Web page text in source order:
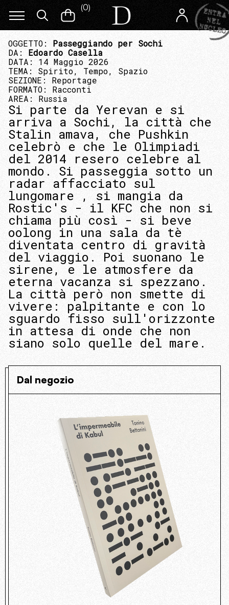
(0)
OGGETTO: Passeggiando per Sochi
DA: Edoardo Casella
DATA: 14 Maggio 2026
TEMA: Spirito, Tempo, Spazio
SEZIONE: Reportage
FORMATO: Racconti
AREA: Russia
Si parte da Yerevan e si
arriva a Sochi, la città che
Stalin amava, che Pushkin
celebrò e che le Olimpiadi
del 2014 resero celebre al
mondo. Si passeggia sotto un
radar affacciato sul
lungomare , si mangia da
Rostic's - il KFC che non si
chiama più così - si beve
oolong in una sala da tè
diventata centro di gravità
del viaggio. Poi suonano le
sirene, e le atmosfere da
eterna vacanza si spezzano.
La città però non smette di
vivere: palpitante e con lo
sguardo fisso sull'orizzonte
in attesa di onde che non
siano solo quelle del mare.
Dal negozio